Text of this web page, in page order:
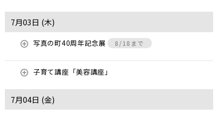
7月03日 (木)
写真の町40周年記念展 8/18まで
子育て講座「美容講座」
7月04日 (金)